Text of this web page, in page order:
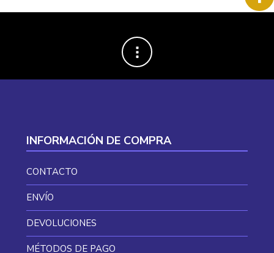
INFORMACIÓN DE COMPRA
CONTACTO
ENVÍO
DEVOLUCIONES
MÉTODOS DE PAGO